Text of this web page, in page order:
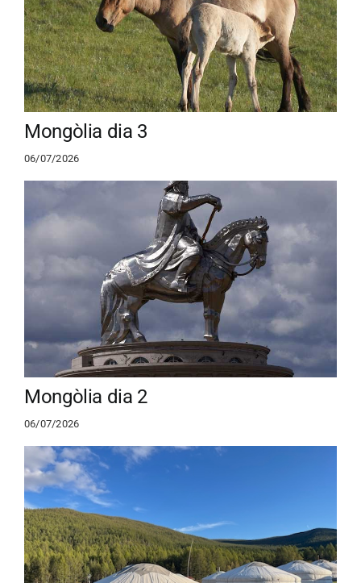
Mongòlia dia 3
06/07/2026
Mongòlia dia 2
06/07/2026